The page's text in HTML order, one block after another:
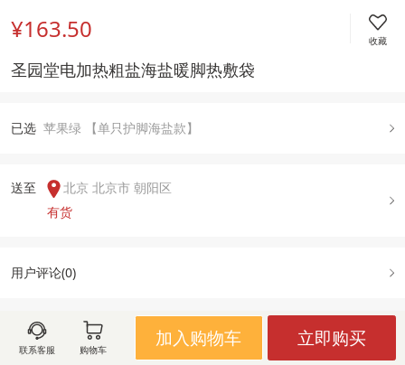
¥163.50 收藏
圣园堂电加热粗盐海盐暖脚热敷袋
已选 苹果绿 【单只护脚海盐款】
送至
北京 北京市 朝阳区
有货
用户评论(0)
图文详情 规格属性 售后政策
联系客服 购物车
加入购物车 立即购买